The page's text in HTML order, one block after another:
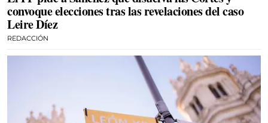
convoque elecciones tras las revelaciones del caso
Leire Díez
REDACCIÓN